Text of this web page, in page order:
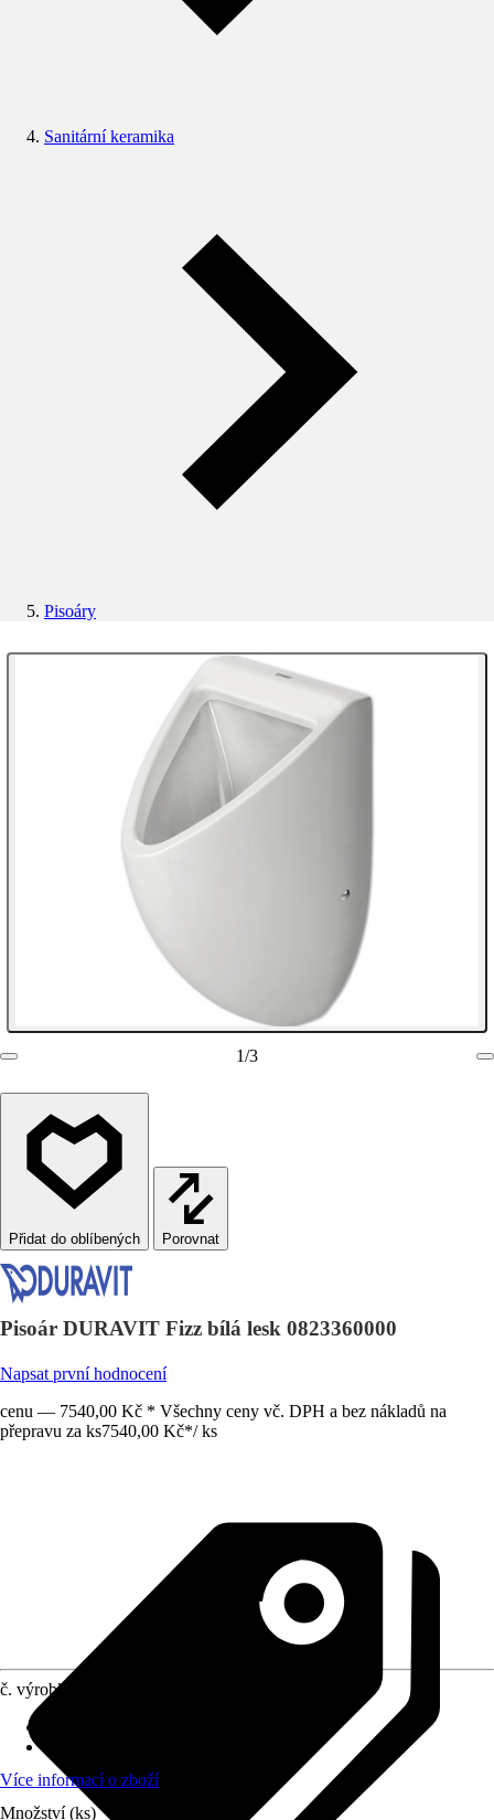
Sanitární keramika
Pisoáry
1/3
Porovnat
Pisoár DURAVIT Fizz bílá lesk 0823360000
Napsat první hodnocení
cenu — 7540,00 Kč * Všechny ceny vč. DPH a bez nákladů na
přepravu za ks7540,00 Kč*/ ks
č. výrobku
Více informací o zboží
Množství (ks)